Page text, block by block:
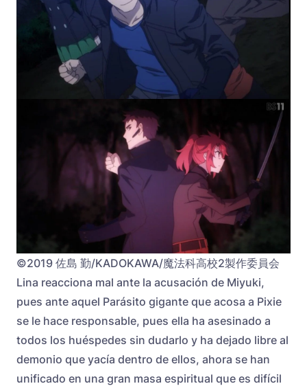
©2019 佐島 勤/KADOKAWA/魔法科高校2製作委員会
Lina reacciona mal ante la acusación de Miyuki,
pues ante aquel Parásito gigante que acosa a Pixie
se le hace responsable, pues ella ha asesinado a
todos los huéspedes sin dudarlo y ha dejado libre al
demonio que yacía dentro de ellos, ahora se han
unificado en una gran masa espiritual que es difícil